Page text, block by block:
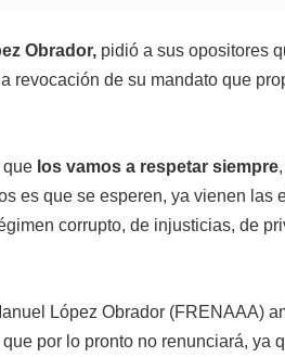
Obrador, pidió a sus opositores
revocación de su mandato que
que los vamos a respetar siempre
es que se esperen, ya vienen las
corrupto, de injusticias, de
López Obrador (FRENAAA)
por lo pronto no renunciará, ya